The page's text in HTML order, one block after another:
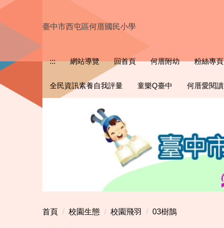
跳
主
容
臺中市西屯區何厝國民小學
::: 網站導覽 回首頁 何厝附幼 粉絲專頁
全民資訊素養自我評量 童樂Q臺中 何厝愛閱讀
首頁 校園生態 校園飛羽 03樹鵲